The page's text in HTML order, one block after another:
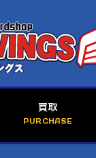
買取
PURCHASE